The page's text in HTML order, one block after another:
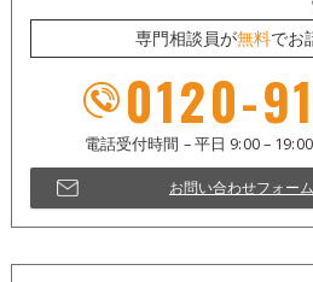
専門相談員が無料でお
0120-
お問い合わせフォー